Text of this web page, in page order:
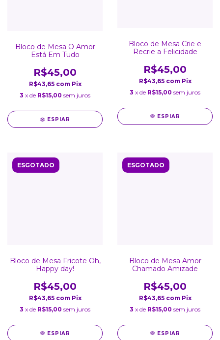
Bloco de Mesa O Amor
Está Em Tudo
R$45,00
R$43,65 com Pix
3 x de R$15,00 sem juros
ESPIAR
Bloco de Mesa Crie e
Recrie a Felicidade
R$45,00
R$43,65 com Pix
3 x de R$15,00 sem juros
ESPIAR
ESGOTADO
Bloco de Mesa Fricote Oh,
Happy day!
R$45,00
R$43,65 com Pix
3 x de R$15,00 sem juros
ESPIAR
ESGOTADO
Bloco de Mesa Amor
Chamado Amizade
R$45,00
R$43,65 com Pix
3 x de R$15,00 sem juros
ESPIAR